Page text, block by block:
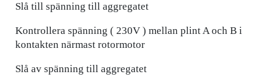
Slå till spänning till aggregatet
Kontrollera spänning ( 230V ) mellan plint A och B i
kontakten närmast rotormotor
Slå av spänning till aggregatet